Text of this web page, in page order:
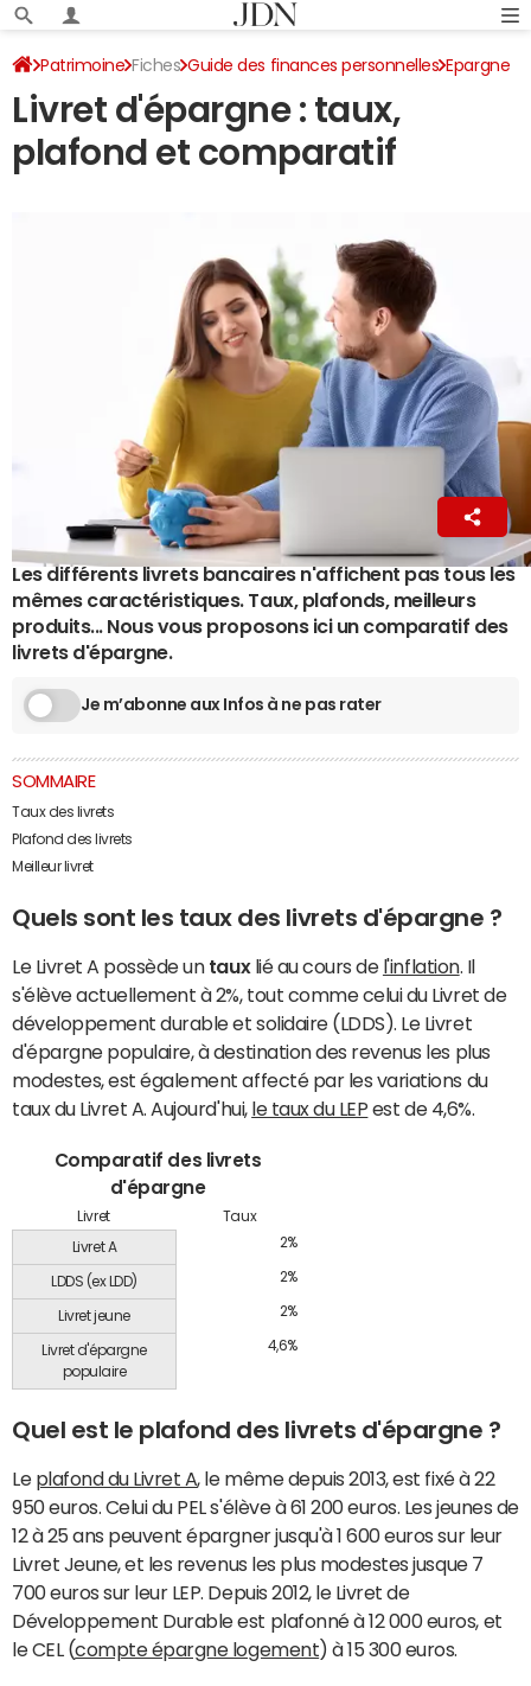
Patrimoine Fiches Guide des finances personnelles Epargne
Livret d'épargne : taux,
plafond et comparatif
La Rédaction
16 décembre 2022 13:47
Les différents livrets bancaires n'affichent pas tous les
mêmes caractéristiques. Taux, plafonds, meilleurs
produits... Nous vous proposons ici un comparatif des
livrets d'épargne.
Je m’abonne aux Infos à ne pas rater
SOMMAIRE
Taux des livrets
Plafond des livrets
Meilleur livret
Quels sont les taux des livrets d'épargne ?
Le Livret A possède un tauxlié au cours de l'inflation. Il
s'élève actuellement à 2%, tout comme celui du Livret de
développement durable et solidaire (LDDS). Le Livret
d'épargne populaire, à destination des revenus les plus
modestes, est également affecté par les variations du
taux du Livret A. Aujourd'hui, le taux du LEP est de 4,6%.
Comparatif des livrets
d'épargne
Livret Taux
Livret A 2%
LDDS (ex LDD) 2%
Livret jeune 2%
Livret d'épargne
populaire
4,6%
Quel est le plafond des livrets d'épargne ?
Le plafond du Livret A, le même depuis 2013, est fixé à 22
950 euros. Celui du PEL s'élève à 61 200 euros. Les jeunes de
12 à 25 ans peuvent épargner jusqu'à 1 600 euros sur leur
Livret Jeune, et les revenus les plus modestes jusque 7
700 euros sur leur LEP. Depuis 2012, le Livret de
Développement Durable est plafonné à 12 000 euros, et
le CEL (compte épargne logement) à 15 300 euros.